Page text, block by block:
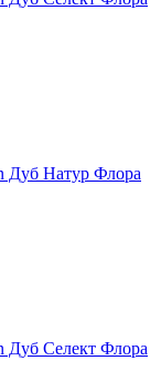
Дуб Натур Флора
Дуб Селект Флора